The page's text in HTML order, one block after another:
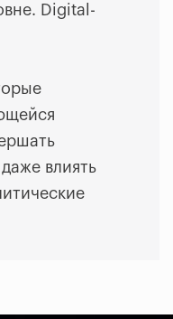
Digital-
влиять